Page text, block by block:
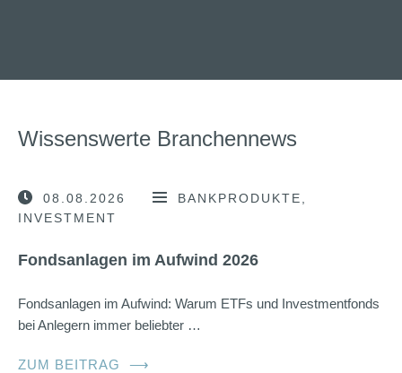
Wissenswerte Branchennews
08.08.2026
BANKPRODUKTE
INVESTMENT
Fondsanlagen im Aufwind 2026
Fondsanlagen im Aufwind: Warum ETFs und Investmentfonds
bei Anlegern immer beliebter …
ZUM BEITRAG ⟶